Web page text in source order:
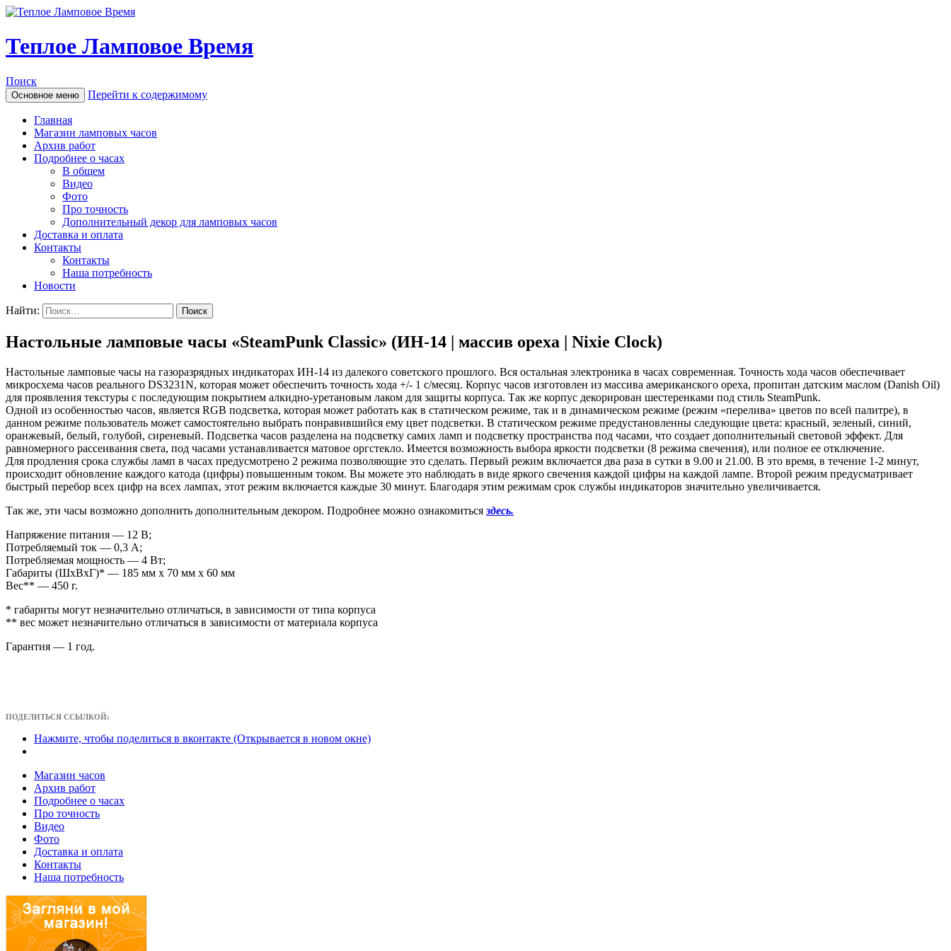
Теплое Ламповое Время
Поиск
Основное меню Перейти к содержимому
Главная
Магазин ламповых часов
Архив работ
Подробнее о часах
В общем
Видео
Фото
Про точность
Дополнительный декор для ламповых часов
Доставка и оплата
Контакты
Контакты
Наша потребность
Новости
Найти:
Настольные ламповые часы «SteamPunk Classic» (ИН-14 | массив ореха | Nixie Clock)
Настольные ламповые часы на газоразрядных индикаторах ИН-14 из далекого советского прошлого. Вся остальная электроника в часах современная. Точность хода часов обеспечивает
микросхема часов реального DS3231N, которая может обеспечить точность хода +/- 1 с/месяц. Корпус часов изготовлен из массива американского ореха, пропитан датским маслом (Danish Oil)
для проявления текстуры с последующим покрытием алкидно-уретановым лаком для защиты корпуса. Так же корпус декорирован шестеренками под стиль SteamPunk.
Одной из особенностью часов, является RGB подсветка, которая может работать как в статическом режиме, так и в динамическом режиме (режим «перелива» цветов по всей палитре), в
данном режиме пользователь может самостоятельно выбрать понравившийся ему цвет подсветки. В статическом режиме предустановленны следующие цвета: красный, зеленый, синий,
оранжевый, белый, голубой, сиреневый. Подсветка часов разделена на подсветку самих ламп и подсветку пространства под часами, что создает дополнительный световой эффект. Для
равномерного рассеивания света, под часами устанавливается матовое оргстекло. Имеется возможность выбора яркости подсветки (8 режима свечения), или полное ее отключение.
Для продления срока службы ламп в часах предусмотрено 2 режима позволяющие это сделать. Первый режим включается два раза в сутки в 9.00 и 21.00. В это время, в течение 1-2 минут,
происходит обновление каждого катода (цифры) повышенным током. Вы можете это наблюдать в виде яркого свечения каждой цифры на каждой лампе. Второй режим предусматривает
быстрый перебор всех цифр на всех лампах, этот режим включается каждые 30 минут. Благодаря этим режимам срок службы индикаторов значительно увеличивается.
Так же, эти часы возможно дополнить дополнительным декором. Подробнее можно ознакомиться здесь.
Напряжение питания — 12 В;
Потребляемый ток — 0,3 А;
Потребляемая мощность — 4 Вт;
Габариты (ШxВxГ)* — 185 мм x 70 мм x 60 мм
Вес** — 450 г.
* габариты могут незначительно отличаться, в зависимости от типа корпуса
** вес может незначительно отличаться в зависимости от материала корпуса
Гарантия — 1 год.
ПОДЕЛИТЬСЯ ССЫЛКОЙ:
Нажмите, чтобы поделиться в вконтакте (Открывается в новом окне)
Магазин часов
Архив работ
Подробнее о часах
Про точность
Видео
Фото
Доставка и оплата
Контакты
Наша потребность